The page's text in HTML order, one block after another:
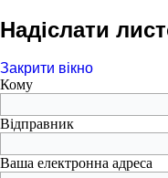
Надіслати
Закрити вікно
Кому
Відправник
Ваша електронна адреса